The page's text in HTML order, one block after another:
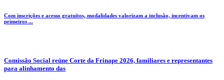
Com inscrições e acesso gratuitos, modalidades valorizam a inclusão, incentivam os
primeiros ...
Comissão Social reúne Corte da Frinape 2026, familiares e representantes
para alinhamento das